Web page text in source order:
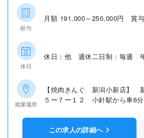
給与
月額 191,000～250,000円 賞
休日
休日：他 週休二日制：毎週
就業場所
【焼肉きんぐ 新潟小新店】
５ー７ー１２ 小針駅から車6分
この求人の詳細へ